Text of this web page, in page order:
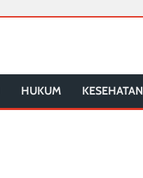
HUKUM KESEHATAN